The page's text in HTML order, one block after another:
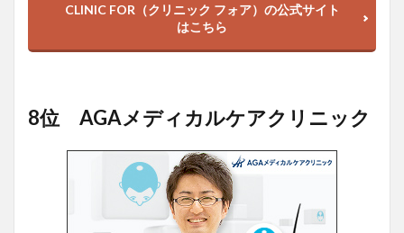
CLINIC FOR（クリニック フォア）の公式サイト
はこちら
8位 AGAメディカルケアクリニック